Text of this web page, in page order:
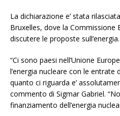
La dichiarazione e’ stata
Bruxelles, dove la Commissione
discutere le proposte sull’energia.
“Ci sono paesi nell’Unione
l’energia nucleare con le entrate
quanto ci riguarda e’
commento di Sigmar Gabriel.
finanziamento dell’energia